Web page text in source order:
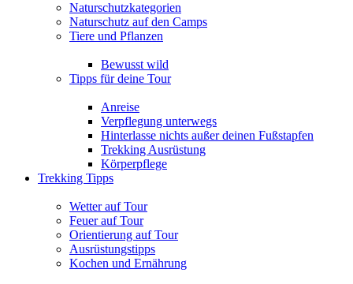
Naturschutzkategorien
Naturschutz auf den Camps
Tiere und Pflanzen
Bewusst wild
Tipps für deine Tour
Anreise
Verpflegung unterwegs
Hinterlasse nichts außer deinen Fußstapfen
Trekking Ausrüstung
Körperpflege
Trekking Tipps
Wetter auf Tour
Feuer auf Tour
Orientierung auf Tour
Ausrüstungstipps
Kochen und Ernährung